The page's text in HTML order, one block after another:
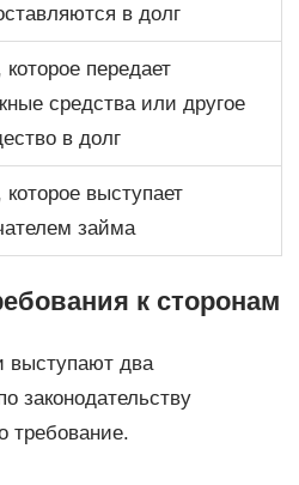
в долг
передает
средства или другое
в долг
выступает
займа
к сторонам
выступают два
законодательству
требование.